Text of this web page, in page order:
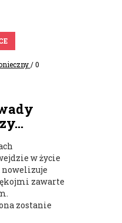
/ 0
w życie
nowelizuje
zawarte
zostanie